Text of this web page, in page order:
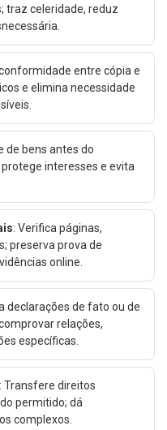
traz celeridade, reduz
entre cópia e
e elimina necessidade
de bens antes do
interesses e evita
: Verifica páginas,
preserva prova de
online.
declarações de fato ou de
relações,
específicas.
: Transfere direitos
permitido; dá
complexos.